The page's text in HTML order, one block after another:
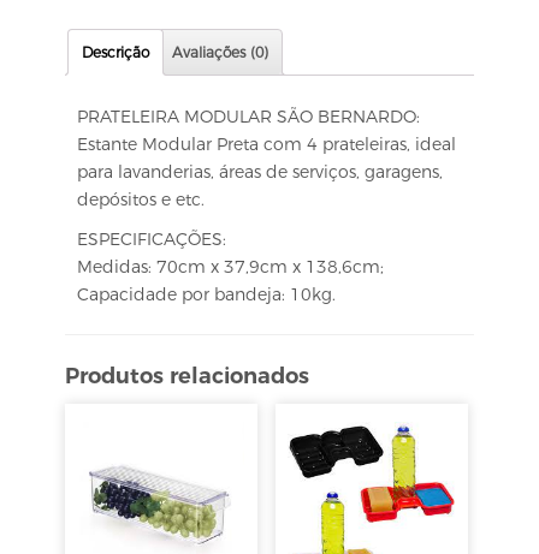
Descrição Avaliações (0)
PRATELEIRA MODULAR SÃO BERNARDO:
Estante Modular Preta com 4 prateleiras, ideal
para lavanderias, áreas de serviços, garagens,
depósitos e etc.
ESPECIFICAÇÕES:
Medidas: 70cm x 37,9cm x 138,6cm;
Capacidade por bandeja: 10kg.
Produtos relacionados